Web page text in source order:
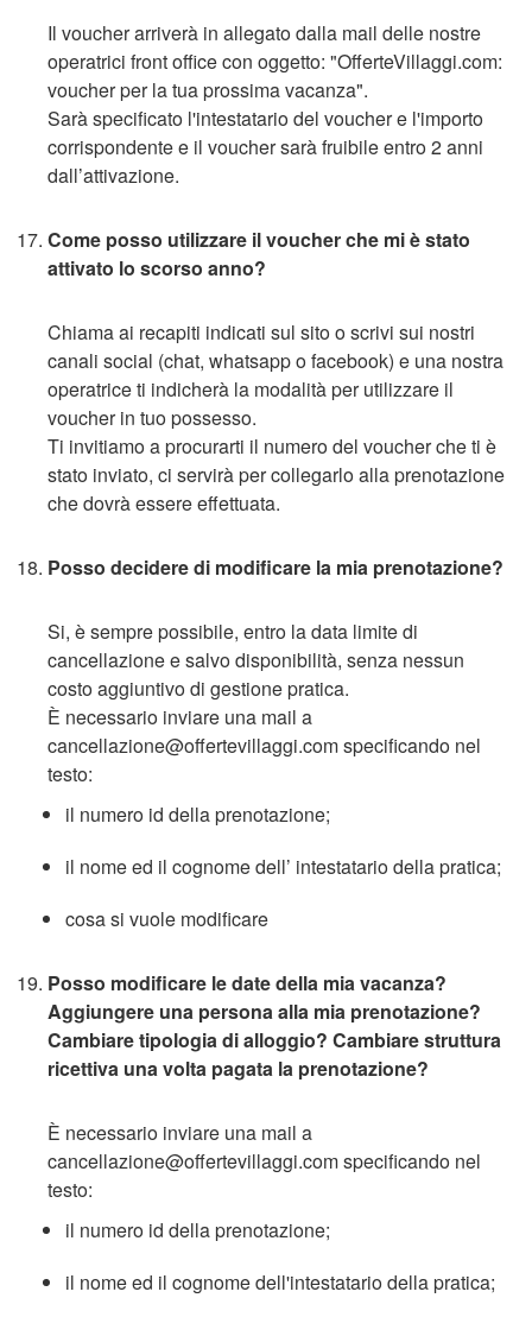
Il voucher arriverà in allegato dalla mail delle nostre
operatrici front office con oggetto: "OfferteVillaggi.com:
voucher per la tua prossima vacanza".
Sarà specificato l'intestatario del voucher e l'importo
corrispondente e il voucher sarà fruibile entro 2 anni
dall’attivazione.
Come posso utilizzare il voucher che mi è stato
attivato lo scorso anno?
Chiama ai recapiti indicati sul sito o scrivi sui nostri
canali social (chat, whatsapp o facebook) e una nostra
operatrice ti indicherà la modalità per utilizzare il
voucher in tuo possesso.
Ti invitiamo a procurarti il numero del voucher che ti è
stato inviato, ci servirà per collegarlo alla prenotazione
che dovrà essere effettuata.
Posso decidere di modificare la mia prenotazione?
Si, è sempre possibile, entro la data limite di
cancellazione e salvo disponibilità, senza nessun
costo aggiuntivo di gestione pratica.
È necessario inviare una mail a
cancellazione@offertevillaggi.com specificando nel
testo:
il numero id della prenotazione;
il nome ed il cognome dell’ intestatario della pratica;
cosa si vuole modificare
Posso modificare le date della mia vacanza?
Aggiungere una persona alla mia prenotazione?
Cambiare tipologia di alloggio? Cambiare struttura
ricettiva una volta pagata la prenotazione?
È necessario inviare una mail a
cancellazione@offertevillaggi.com specificando nel
testo:
il numero id della prenotazione;
il nome ed il cognome dell'intestatario della pratica;